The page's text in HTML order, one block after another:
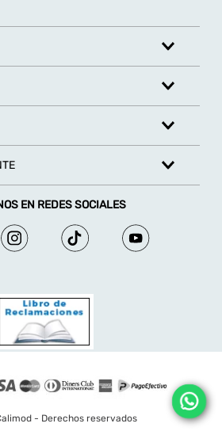
EN REDES SOCIALES
- Derechos reservados